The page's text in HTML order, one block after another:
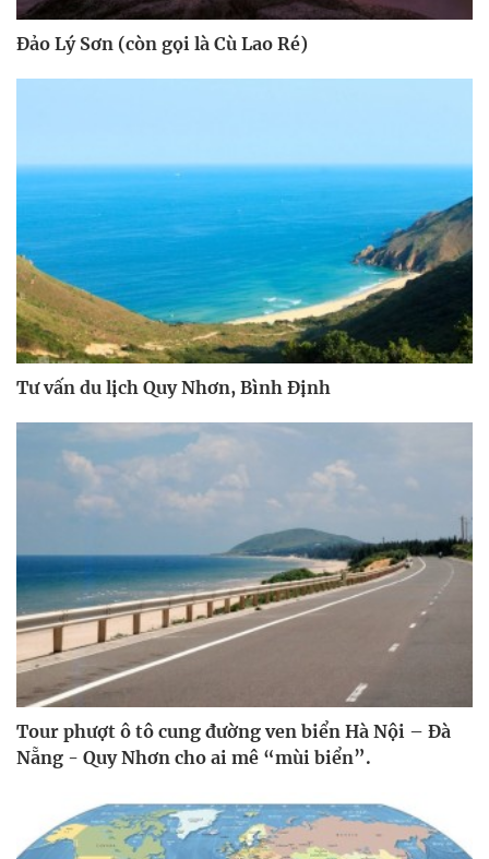
Đảo Lý Sơn (còn gọi là Cù Lao Ré)
Tư vấn du lịch Quy Nhơn, Bình Định
Tour phượt ô tô cung đường ven biển Hà Nội – Đà
Nẵng - Quy Nhơn cho ai mê “mùi biển”.